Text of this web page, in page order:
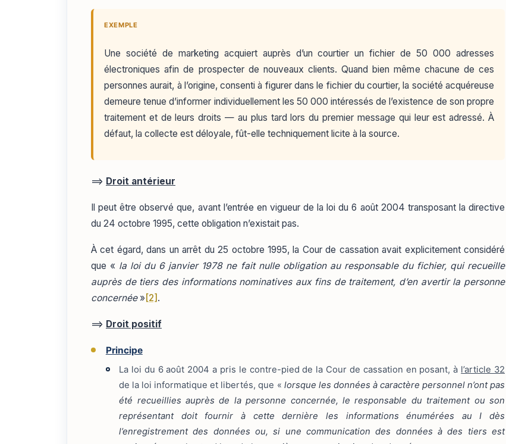
EXEMPLE
Une société de marketing acquiert auprès d’un courtier un fichier de 50 000 adresses
électroniques afin de prospecter de nouveaux clients. Quand bien même chacune de ces
personnes aurait, à l’origine, consenti à figurer dans le fichier du courtier, la société acquéreuse
demeure tenue d’informer individuellement les 50 000 intéressés de l’existence de son propre
traitement et de leurs droits — au plus tard lors du premier message qui leur est adressé. À
défaut, la collecte est déloyale, fût-elle techniquement licite à la source.
==> Droit antérieur
Il peut être observé que, avant l’entrée en vigueur de la loi du 6 août 2004 transposant la directive
du 24 octobre 1995, cette obligation n’existait pas.
À cet égard, dans un arrêt du 25 octobre 1995, la Cour de cassation avait explicitement considéré
que « la loi du 6 janvier 1978 ne fait nulle obligation au responsable du fichier, qui recueille
auprès de tiers des informations nominatives aux fins de traitement, d’en avertir la personne
concernée» [2] .
==> Droit positif
Principe
La loi du 6 août 2004 a pris le contre-pied de la Cour de cassation en posant, à l’article 32
de la loi informatique et libertés, que « lorsque les données à caractère personnel n’ont pas
été recueillies auprès de la personne concernée, le responsable du traitement ou son
représentant doit fournir à cette dernière les informations énumérées au I dès
l’enregistrement des données ou, si une communication des données à des tiers est